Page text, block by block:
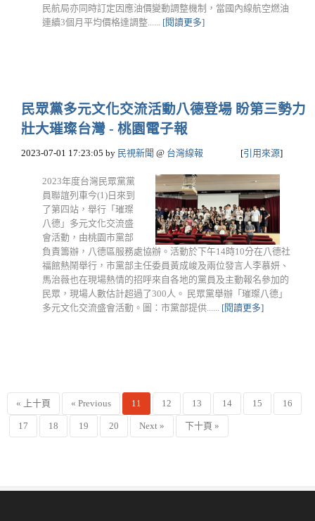
民航局亦同時訂定因應油價變動調整機制，當國內線航空燃油
連續3個月平均價格達調整...... [閱讀更多]
民眾黨多元文化交流活動八德登場 盼第三勢力
壯大璀璨台灣 - 桃園電子報
2023-07-01 17:23:05 by 民視新聞 @ 台灣線報 [引用來源]
2023年度台灣民眾黨黨
員聯誼列車今(1)日來到
了第四站，舉行「璀璨
八德」多元文化交流盛
會活動，由桃園市黨部
負責籌辦，八德區服務處協辦。活動於下午14時10分在八德社
福館熱鬧舉行，市黨部主任委員黃成峻及兩位發言人李慕妍、
馬治薇也在現場熱情的招呼來自各地的黨員及主動報名參加的
民眾，現場人數估計超過了300人。 民眾黨舉辦「璀璨八德」
多元文化交流盛會活動。圖：市黨部提供...... [閱讀更多]
« 上十頁 « Previous 11 12 13 14 15 16
17 18 19 20 Next » 下十頁 »